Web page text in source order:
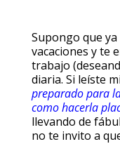
Supongo que
vacaciones y te
trabajo
diaria. Si leíste
preparado para
como hacerla
llevando de
no te invito a